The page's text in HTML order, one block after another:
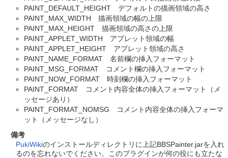
PAINT_DEFAULT_HEIGHT デフォルトの描画領域の高さ
PAINT_MAX_WIDTH 描画領域の幅の上限
PAINT_MAX_HEIGHT 描画領域の高さの上限
PAINT_APPLET_WIDTH アプレット領域の幅
PAINT_APPLET_HEIGHT アプレット領域の高さ
PAINT_NAME_FORMAT 名前欄の挿入フォーマット
PAINT_MSG_FORMAT コメント欄の挿入フォーマット
PAINT_NOW_FORMAT 時刻欄の挿入フォーマット
PAINT_FORMAT コメント内容全体の挿入フォーマット（メ
ッセージあり）
PAINT_FORMAT_NOMSG コメント内容全体の挿入フォーマ
ット（メッセージなし）
備考
PukiWikiのインストールディレクトリに上記BBSPainter.jarを入れ
るのを忘れないでください。このプラグインが何の役にも立たな